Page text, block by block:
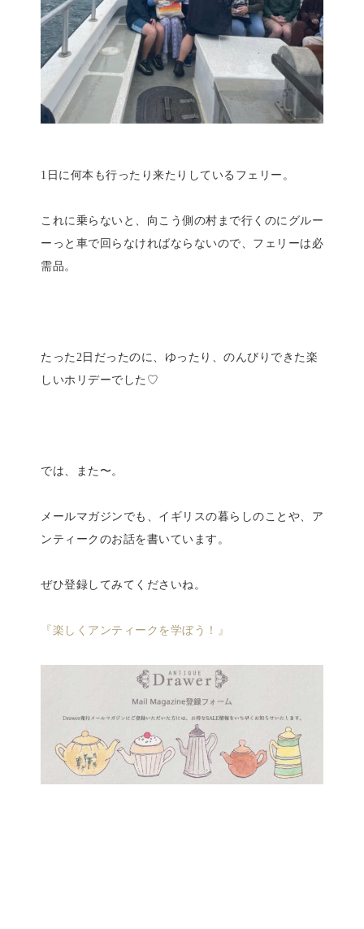
1日に何本も行ったり来たりしているフェリー。
これに乗らないと、向こう側の村まで行くのにグルー
ーっと車で回らなければならないので、フェリーは必
需品。
たった2日だったのに、ゆったり、のんびりできた楽
しいホリデーでした♡
では、また〜。
メールマガジンでも、イギリスの暮らしのことや、ア
ンティークのお話を書いています。
ぜひ登録してみてくださいね。
『楽しくアンティークを学ぼう！』